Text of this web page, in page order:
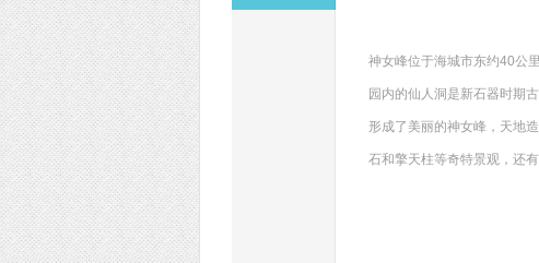
神女峰位于海城市东约40公
园内的仙人洞是新石器时期
形成了美丽的神女峰，天地
石和擎天柱等奇特景观，还